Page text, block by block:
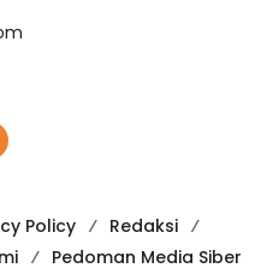
Policy
Redaksi
Pedoman Media Siber